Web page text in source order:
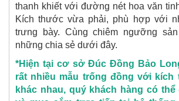
thanh khiết với đường nét hoa văn
Kích thước vừa phải, phù hợp với
trưng bày. Cùng chiêm ngưỡng
những chia sẻ dưới đây.
*Hiện tại cơ sở Đúc Đồng Bảo
rất nhiều mẫu trống đồng với kích
khác nhau, quý khách hàng có thể